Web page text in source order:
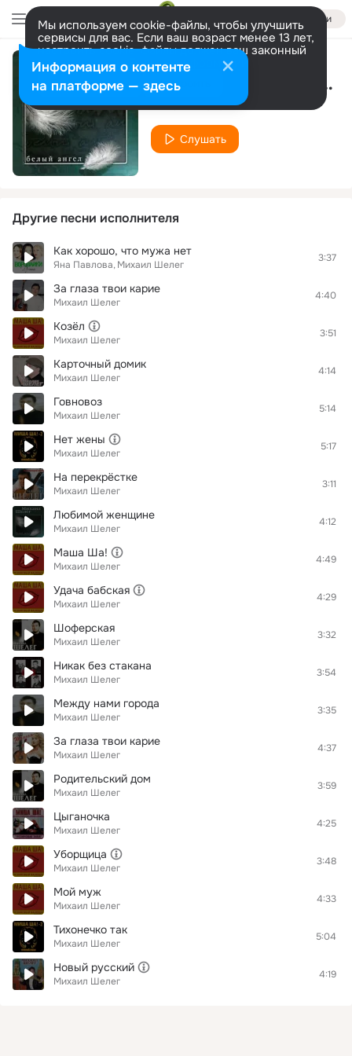
Войти
Мы используем cookie-файлы, чтобы улучшить
сервисы для вас. Если ваш возраст менее 13 лет,
настроить cookie-файлы должен ваш законный
представитель. Больше информации
Разрешить все Настроить За тебя (За твои глаза карие)
Михаил Шелег
Слушать
Другие песни исполнителя
Как хорошо, что мужа нет
Яна Павлова Михаил Шелег
3:37
За глаза твои карие
Михаил Шелег
4:40
Козёл
Михаил Шелег
3:51
Карточный домик
Михаил Шелег
4:14
Говновоз
Михаил Шелег
5:14
Нет жены
Михаил Шелег
5:17
На перекрёстке
Михаил Шелег
3:11
Любимой женщине
Михаил Шелег
4:12
Маша Ша!
Михаил Шелег
4:49
Удача бабская
Михаил Шелег
4:29
Шоферская
Михаил Шелег
3:32
Никак без стакана
Михаил Шелег
3:54
Между нами города
Михаил Шелег
3:35
За глаза твои карие
Михаил Шелег
4:37
Родительский дом
Михаил Шелег
3:59
Цыганочка
Михаил Шелег
4:25
Уборщица
Михаил Шелег
3:48
Мой муж
Михаил Шелег
4:33
Тихонечко так
Михаил Шелег
5:04
Новый русский
Михаил Шелег
4:19
Информация о контенте
на платформе — здесь